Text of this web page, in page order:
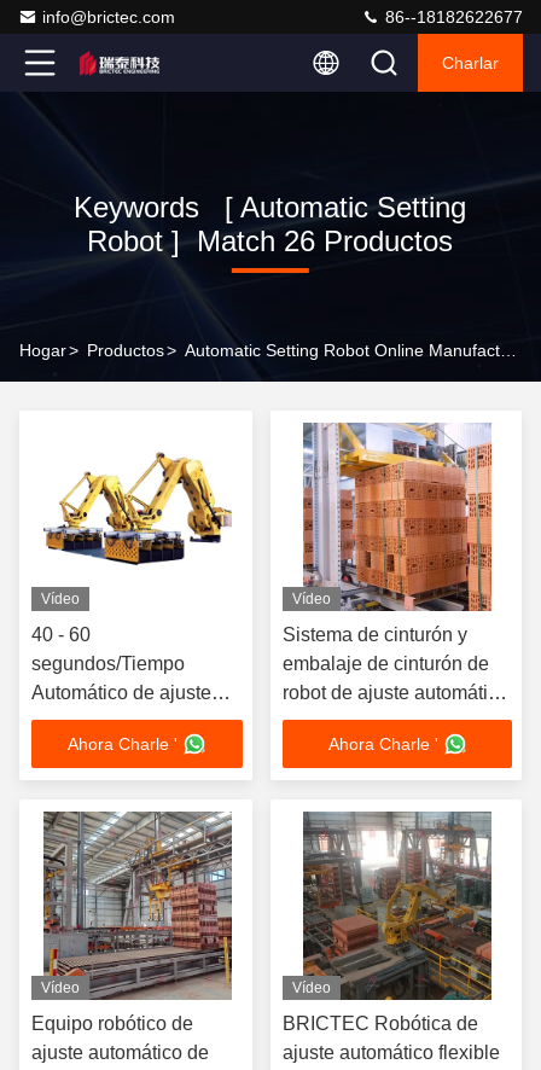
info@brictec.com 86--18182622677
Charlar
Keywords [ Automatic Setting
Robot ] Match 26 Productos
Hogar> Productos>
Vídeo
40 - 60
segundos/Tiempo
Automático de ajuste
Robot Automatización
Robotic Packaging
0.8Mpa
Ahora Charle '
Vídeo
Sistema de cinturón y
embalaje de cinturón de
robot de ajuste automático
horizontal vertical
Ahora Charle '
Vídeo
Equipo robótico de
ajuste automático de
Vídeo
BRICTEC Robótica de
ajuste automático flexible